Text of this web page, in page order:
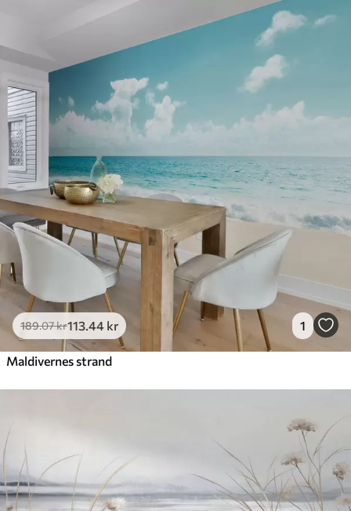
189.07kr113 .44 kr 1
Maldivernes strand